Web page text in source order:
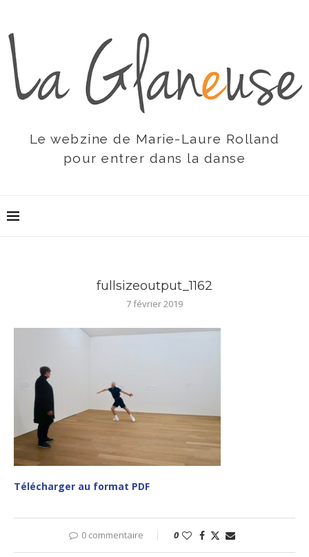
Le webzine de Marie-Laure Rolland
pour entrer dans la danse
fullsizeoutput_1162
7 février 2019
Télécharger au format PDF
0 commentaire 0